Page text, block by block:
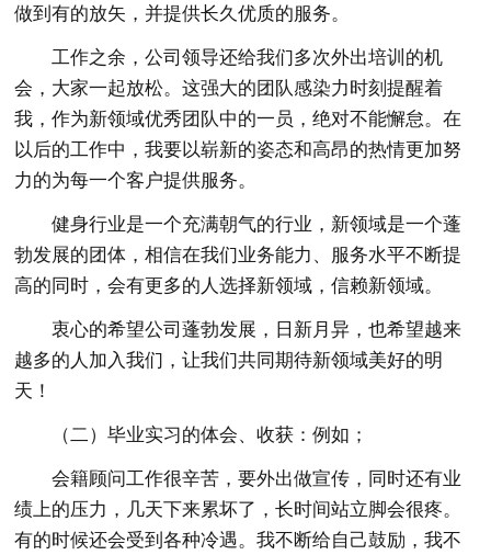
做到有的放矢，并提供长久优质的服务。
工作之余，公司领导还给我们多次外出培训的机
会，大家一起放松。这强大的团队感染力时刻提醒着
我，作为新领域优秀团队中的一员，绝对不能懈怠。在
以后的工作中，我要以崭新的姿态和高昂的热情更加努
力的为每一个客户提供服务。
健身行业是一个充满朝气的行业，新领域是一个蓬
勃发展的团体，相信在我们业务能力、服务水平不断提
高的同时，会有更多的人选择新领域，信赖新领域。
衷心的希望公司蓬勃发展，日新月异，也希望越来
越多的人加入我们，让我们共同期待新领域美好的明
天！
（二）毕业实习的体会、收获：例如；
会籍顾问工作很辛苦，要外出做宣传，同时还有业
绩上的压力，几天下来累坏了，长时间站立脚会很疼。
有的时候还会受到各种冷遇。我不断给自己鼓励，我不